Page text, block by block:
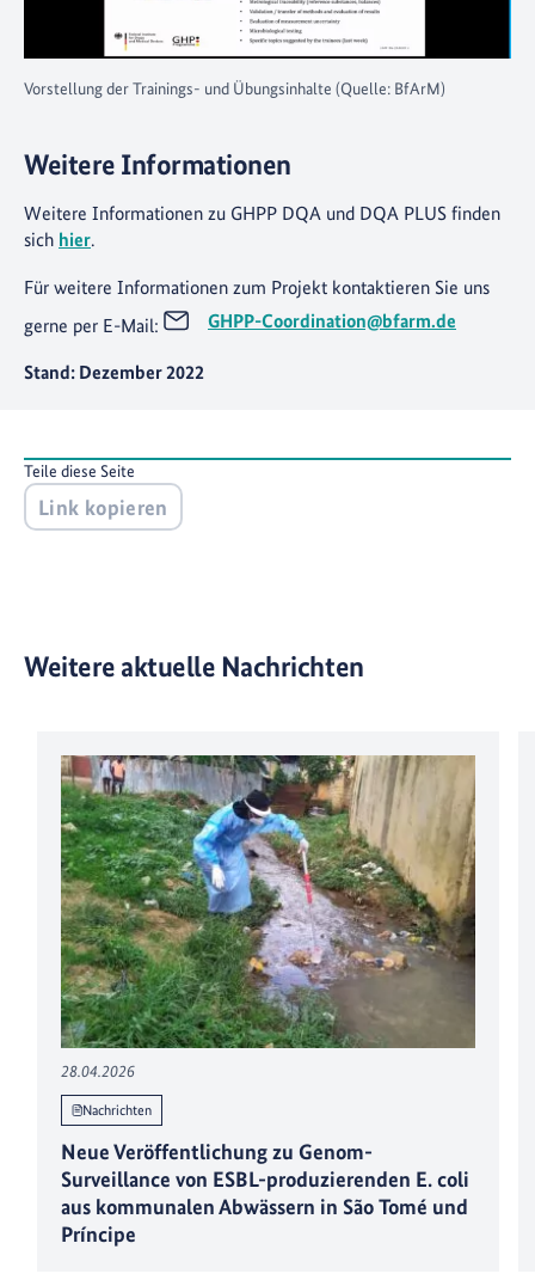
Vorstellung der Trainings- und Übungsinhalte (Quelle: BfArM)
Weitere Informationen
Weitere Informationen zu GHPP DQA und DQA PLUS finden
sich hier.
Für weitere Informationen zum Projekt kontaktieren Sie uns
gerne per E-Mail:
GHPP-Coordination@bfarm.de
Stand: Dezember 2022
Teile diese Seite
Link kopieren
Weitere aktuelle Nachrichten
28.04.2026
Nachrichten
Neue Veröffentlichung zu Genom-
Surveillance von ESBL-produzierenden E. coli
aus kommunalen Abwässern in São Tomé und
Príncipe